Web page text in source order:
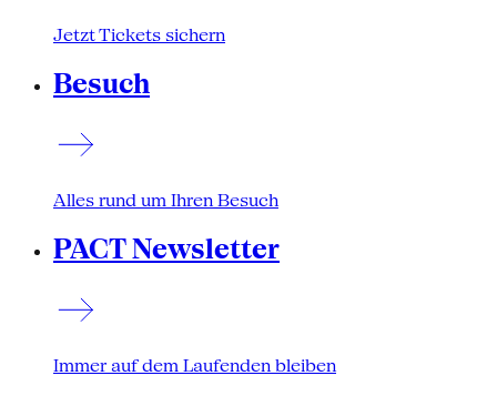
Jetzt Tickets sichern
Besuch
Alles rund um Ihren Besuch
PACT Newsletter
Immer auf dem Laufenden bleiben